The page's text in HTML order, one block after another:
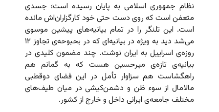
نظام جمهوری اسلامی به پایان رسیده است؛ جسدی
متعفن است که روی دست حتی خود کارگزاران‌اش مانده
است. این تلنگر را در تمام بیانیه‌های پیشین موسوی
می‌شد دید به ویژه در بیانیه‌‌ای که در بحبوحه‌ی تجاوز ۱۲
روزه‌ی اسراییل به ایران نوشت. چند مضمون کلیدی در
بیانیه‌ی تازه‌ی میرحسین هست که به گمانم هم
راهگشاست هم سزاوار تأمل در این فضای دوقطبی
مالامال از سوء ظن و دشمن‌کیشی در میان طیف‌های
مختلف جامعه‌ی ایرانی داخل و خارج از کشور.